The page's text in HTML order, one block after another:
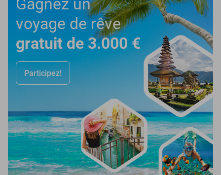
Gagnez un
voyage de rêve
gratuit de 3.000 €
Participez!